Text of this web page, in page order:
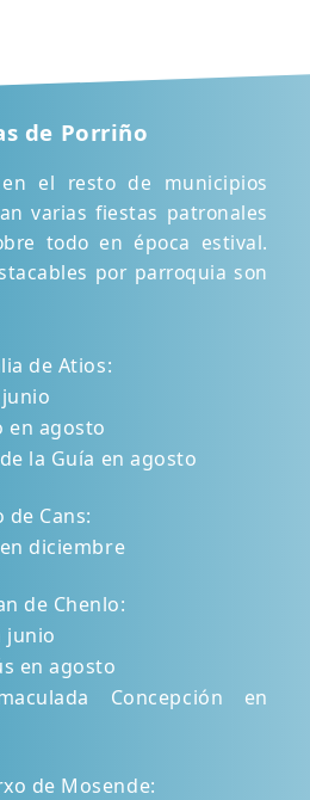
de Porriño
el resto de municipios
varias fiestas patronales
todo en época estival.
por parroquia son
de Atios:
en agosto
la Guía en agosto
de Cans:
diciembre
de Chenlo:
junio
en agosto
Concepción en
de Mosende: